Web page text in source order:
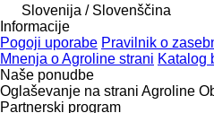
Slovenija / Slovenščina
Informacije
Pogoji uporabe Pravilnik o
Mnenja o Agroline strani Katalog
Naše ponudbe
Oglaševanje na strani Agroline
Partnerski program